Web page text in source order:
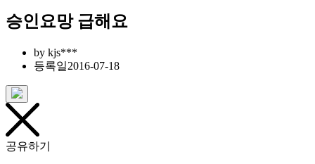
승인요망 급해요
by kjs***
등록일2016-07-18
공유하기